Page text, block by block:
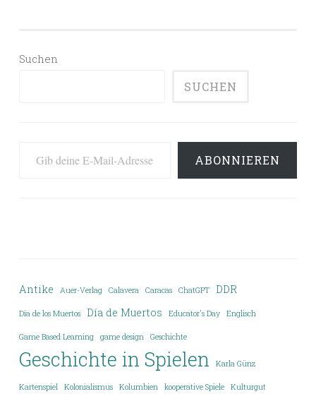
Suchen
SUCHEN
ABONNIEREN
Antike Auer-Verlag Calavera Caracas ChatGPT DDR
Día de los Muertos Día de Muertos Educator's Day Englisch
Game Based Learning game design Geschichte
Geschichte in Spielen Karla Günz
Kartenspiel Kolonialismus Kolumbien kooperative Spiele Kulturgut